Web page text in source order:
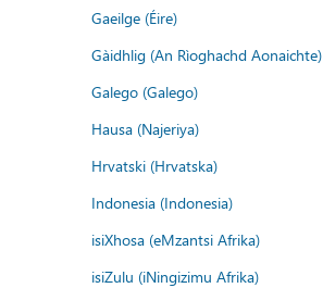
Gaeilge (Éire)
Gàidhlig (An Rìoghachd Aonaichte)
Galego (Galego)
Hausa (Najeriya)
Hrvatski (Hrvatska)
Indonesia (Indonesia)
isiXhosa (eMzantsi Afrika)
isiZulu (iNingizimu Afrika)